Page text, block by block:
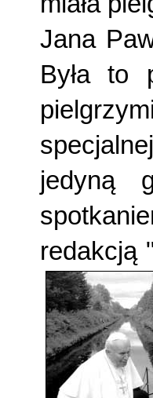
Jana
Była to
jedyną
redakcją